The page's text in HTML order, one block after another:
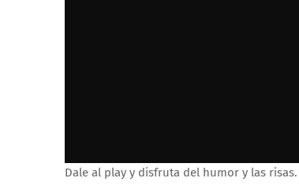
Dale al play y disfruta del humor y las risas.